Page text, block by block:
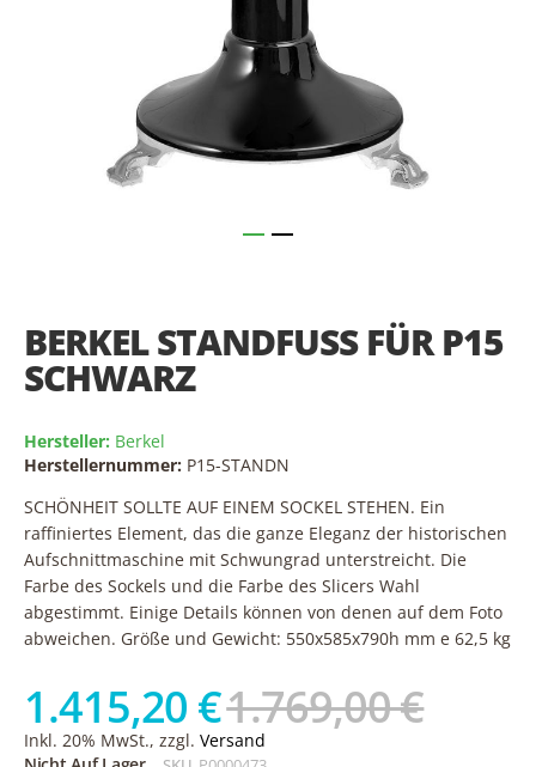
BERKEL STANDFUSS FÜR P15 S
CHWARZ
Hersteller: Berkel
Herstellernummer: P15-STANDN
SCHÖNHEIT SOLLTE AUF EINEM SOCKEL STEHEN. Ein
raffiniertes Element, das die ganze Eleganz der historischen
Aufschnittmaschine mit Schwungrad unterstreicht. Die
Farbe des Sockels und die Farbe des Slicers Wahl
abgestimmt. Einige Details können von denen auf dem Foto
abweichen. Größe und Gewicht: 550x585x790h mm e 62,5 kg
1.415,20 €1.769,00 €
Inkl. 20% MwSt., zzgl. Versand
beginning
of
the
gallery